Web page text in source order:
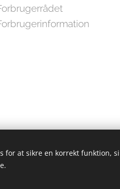
for at sikre en korrekt funktion,